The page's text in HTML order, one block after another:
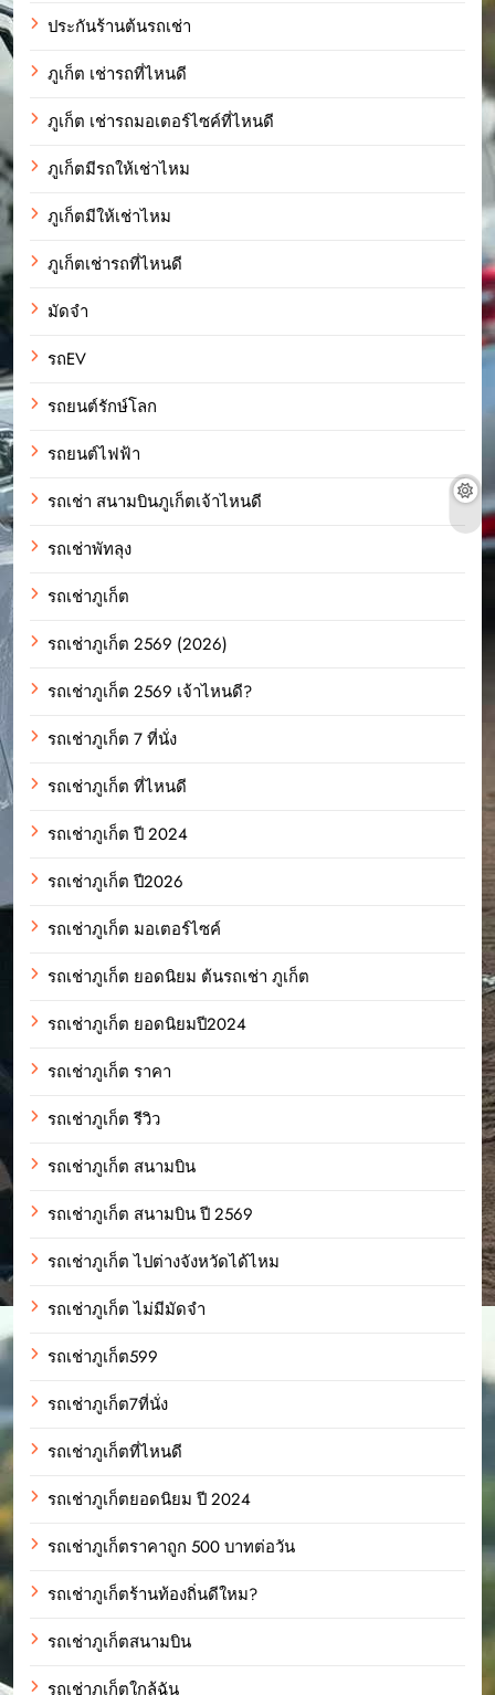
ประกันร้านต้นรถเช่า
ภูเก็ต เช่ารถที่ไหนดี
ภูเก็ต เช่ารถมอเตอร์ไซค์ที่ไหนดี
ภูเก็ตมีรถให้เช่าไหม
ภูเก็ตมีให้เช่าไหม
ภูเก็ตเช่ารถที่ไหนดี
มัดจำ
รถEV
รถยนต์รักษ์โลก
รถยนต์ไฟฟ้า
รถเช่า สนามบินภูเก็ตเจ้าไหนดี
รถเช่าพัทลุง
รถเช่าภูเก็ต
รถเช่าภูเก็ต 2569 (2026)
รถเช่าภูเก็ต 2569 เจ้าไหนดี?
รถเช่าภูเก็ต 7 ที่นั่ง
รถเช่าภูเก็ต ที่ไหนดี
รถเช่าภูเก็ต ปี 2024
รถเช่าภูเก็ต ปี2026
รถเช่าภูเก็ต มอเตอร์ไซค์
รถเช่าภูเก็ต ยอดนิยม ต้นรถเช่า ภูเก็ต
รถเช่าภูเก็ต ยอดนิยมปี2024
รถเช่าภูเก็ต ราคา
รถเช่าภูเก็ต รีวิว
รถเช่าภูเก็ต สนามบิน
รถเช่าภูเก็ต สนามบิน ปี 2569
รถเช่าภูเก็ต ไปต่างจังหวัดได้ไหม
รถเช่าภูเก็ต ไม่มีมัดจำ
รถเช่าภูเก็ต599
รถเช่าภูเก็ต7ที่นั่ง
รถเช่าภูเก็ตที่ไหนดี
รถเช่าภูเก็ตยอดนิยม ปี 2024
รถเช่าภูเก็ตราคาถูก 500 บาทต่อวัน
รถเช่าภูเก็ตร้านท้องถิ่นดีใหม?
รถเช่าภูเก็ตสนามบิน
รถเช่าภูเก็ตใกล้ฉัน